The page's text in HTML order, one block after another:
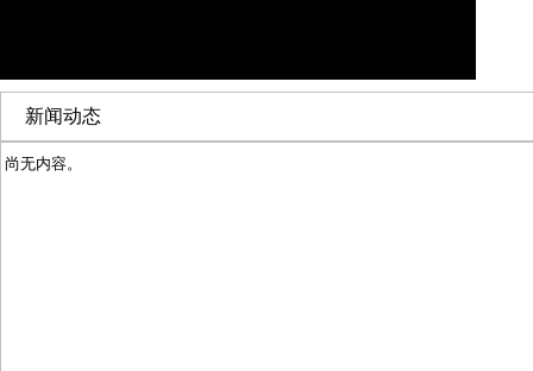
新闻动态
尚无内容。